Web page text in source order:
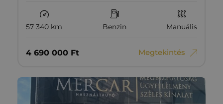
57 340 km Benzin Manuális
4‏‏‎ ‎690‏‏‎ ‎000 Ft Megtekintés